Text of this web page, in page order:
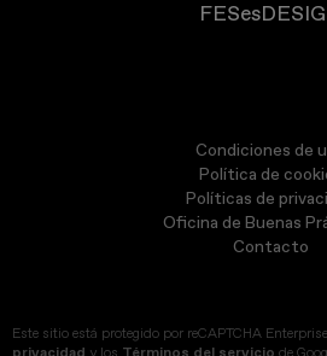
Condiciones de
Política de
Políticas de
Oficina de Buenas
Contacto
Este sitio está protegido por reCAPTCHA